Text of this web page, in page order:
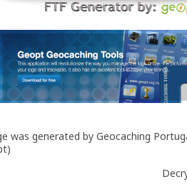
was generated by Geocaching
)